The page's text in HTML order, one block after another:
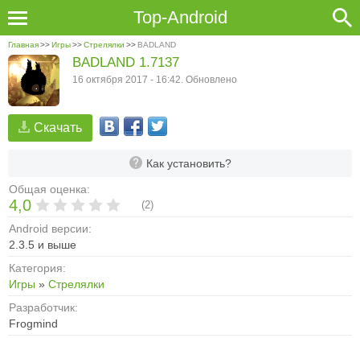
Top-Android
Главная>>Игры>>Стрелялки >> BADLAND
Скачать
Как установить?
Общая оценка:
4,0 (2)
Android версии:
2.3.5 и выше
Категория:
Игры » Стрелялки
Разработчик:
Frogmind
BADLAND 1.7137
16 октября 2017 - 16:42. Обновлено